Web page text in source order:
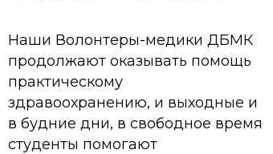
Наши Волонтеры-медики ДБМК
продолжают оказывать помощь
практическому
здравоохранению, и выходные и
в будние дни, в свободное время
студенты помогают